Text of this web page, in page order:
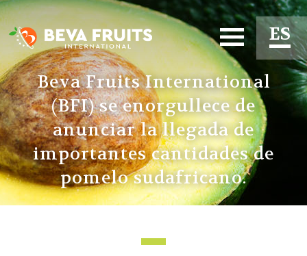
ES
EN
Beva Fruits International
(BFI) se enorgullece de
anunciar la llegada de
importantes cantidades de
pomelo sudafricano.